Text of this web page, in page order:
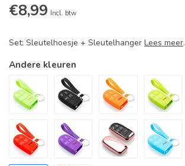
€8,99 Incl. btw
Set: Sleutelhoesje + Sleutelhanger Lees meer.
Andere kleuren